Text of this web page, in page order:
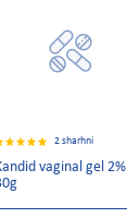
2 sharhni
vaginal gel 2%